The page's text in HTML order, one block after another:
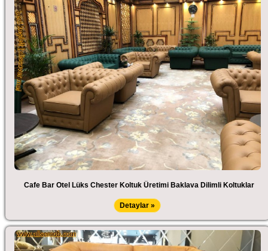
Cafe Bar Otel Lüks Chester Koltuk Üretimi Baklava Dilimli Koltuklar
Detaylar »